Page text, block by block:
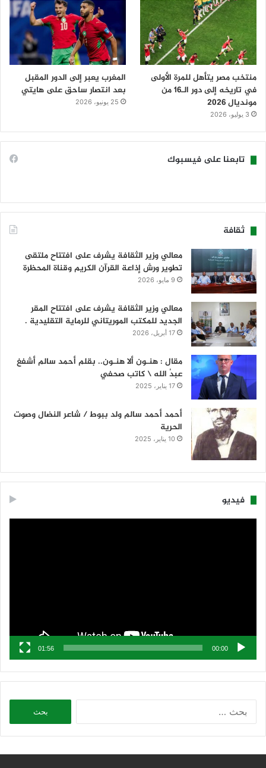
منتخب مصر يتأهل للمرة الأولى
في تاريخه إلى دور الـ16 من
مونديال 2026
3 يوليو، 2026
المغرب يعبر إلى الدور المقبل
بعد انتصار ساحق على هايتي
25 يونيو، 2026
تابعنا على فيسبوك
ثقافة
معالي وزير الثقافة يشرف على افتتاح ملتقى
تطوير ورش إذاعة القرآن الكريم وقناة المحظرة
9 مايو، 2026
معالي وزير الثقافة يشرف على افتتاح المقر
الجديد للمكتب الموريتاني للرماية التقليدية .
17 أبريل، 2026
مقال : هنـون ألا هنـون.. بقلم أحمد سالم أشفغ
عبدُ الله \ كاتب صحفي
17 يناير، 2025
أحمد أحمد سالم ولد ببوط / شاعر النضال وصوت
الحرية
10 يناير، 2025
فيديو
00:00
01:56